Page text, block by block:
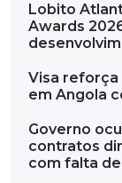
Lobito
Awards
Visa
em Angola
Governo
contratos
com falta